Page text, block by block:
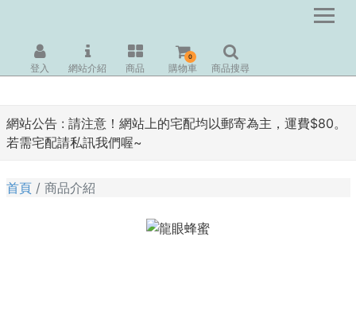
網站公告 : 請注意！網站上的宅配均以郵寄為主，運費$80。
若需宅配請私訊我們喔~
登入 網站介紹 商品 購物車
0
商品搜尋
首頁 商品介紹